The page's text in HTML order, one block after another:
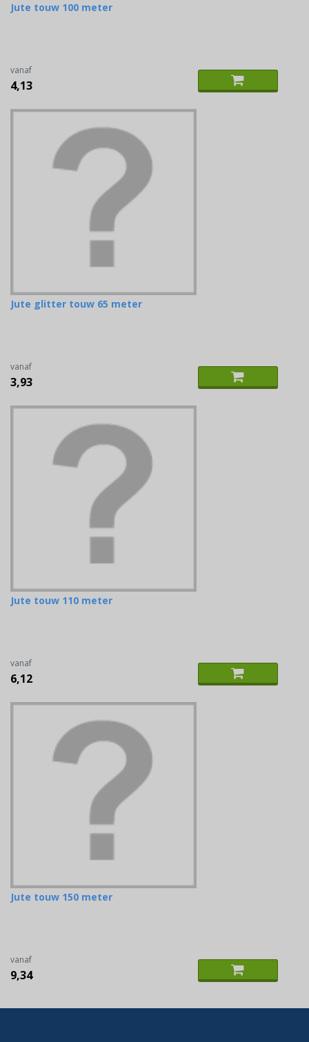
Jute touw 100 meter
vanaf
4,13
Jute glitter touw 65 meter
vanaf
3,93
Jute touw 110 meter
vanaf
6,12
Jute touw 150 meter
vanaf
9,34